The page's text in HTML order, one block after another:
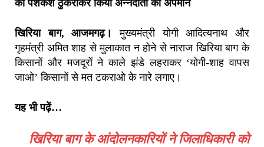
की पेशकश ठुकराकर किया अन्नदाता का अपमान
खिरिया बाग, आजमगढ़।
मुख्यमंत्री योगी आदित्यनाथ और
गृहमंत्री अमित शाह से मुलाकात न होने से नाराज खिरिया बाग के
किसानों और मजदूरों ने काले झंडे लहराकर ‘योगी-शाह वापस
जाओ’ किसानों से मत टकराओ के नारे लगाए।
यह भी पढ़ें…
खिरिया बाग के आंदोलनकारियों ने जिलाधिकारी को